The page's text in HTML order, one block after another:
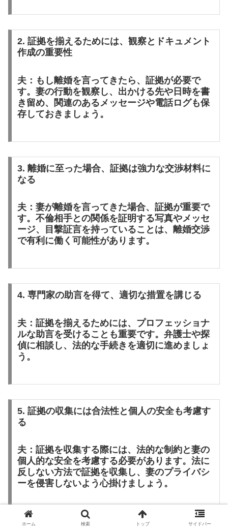
2. 証拠を揃えるためには、観察とドキュメント
作成の重要性
夫：もし離婚を言ってきたら、証拠が必要で
す。妻の行動を観察し、出かける先や日時を書
き留め、関連のあるメッセージや電話ログも保
存しておきましょう。
3. 離婚に至った場合、証拠は強力な交渉材料に
なる
夫：妻が離婚を言ってきた場合、証拠が重要で
す。不倫相手との関係を証明する写真やメッセ
ージ、目撃証言を持っていることは、離婚交渉
で有利に働く可能性があります。
4. 専門家の助言を得て、適切な措置を講じる
夫：証拠を揃えるためには、プロフェッショナ
ルな助言を受けることも重要です。弁護士や探
偵に相談し、法的な手続きを適切に進めましょ
う。
5. 証拠の収集には合法性と個人の安全も考慮す
る
夫：証拠を収集する際には、法的な制約と妻の
個人的な安全を考慮する必要があります。法に
反しない方法で証拠を収集し、妻のプライバシ
ーを侵害しないよう心掛けましょう。
ホーム 検索 トップ サイドバー